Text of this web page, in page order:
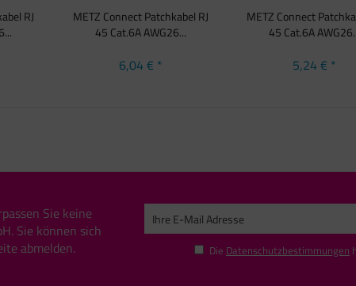
RJ
METZ Connect Patchkabel RJ
45 Cat.6A AWG26...
6,04 € *
METZ Connect
45 Cat.6A
5,24 € *
Sie keine
Sie können sich
abmelden.
Die Datenschutzbestimmungen